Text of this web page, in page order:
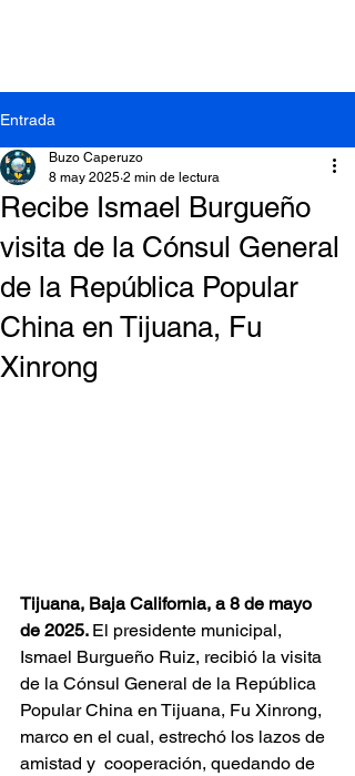
Entrada
Recibe Ismael Burgueño
visita de la Cónsul General
de la República Popular
China en Tijuana, Fu
Xinrong
Buzo Caperuzo
8 may 2025 2 min de lectura
Tijuana, Baja California, a 8 de mayo
de 2025. El presidente municipal,
Ismael Burgueño Ruiz, recibió la visita
de la Cónsul General de la República
Popular China en Tijuana, Fu Xinrong,
marco en el cual, estrechó los lazos de
amistad y  cooperación, quedando de